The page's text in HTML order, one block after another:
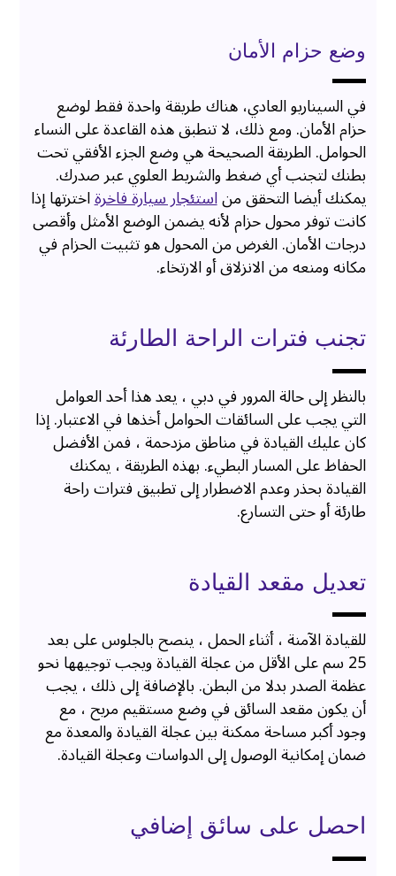
وضع حزام الأمان
في السيناريو العادي، هناك طريقة واحدة فقط لوضع
حزام الأمان. ومع ذلك، لا تنطبق هذه القاعدة على النساء
الحوامل. الطريقة الصحيحة هي وضع الجزء الأفقي تحت
بطنك لتجنب أي ضغط والشريط العلوي عبر صدرك.
يمكنك أيضا التحقق مناستئجار سيارة فاخرةاخترتها إذا
كانت توفر محول حزام لأنه يضمن الوضع الأمثل وأقصى
درجات الأمان. الغرض من المحول هو تثبيت الحزام في
مكانه ومنعه من الانزلاق أو الارتخاء.
تجنب فترات الراحة الطارئة
بالنظر إلى حالة المرور في دبي ، يعد هذا أحد العوامل
التي يجب على السائقات الحوامل أخذها في الاعتبار. إذا
كان عليك القيادة في مناطق مزدحمة ، فمن الأفضل
الحفاظ على المسار البطيء. بهذه الطريقة ، يمكنك
القيادة بحذر وعدم الاضطرار إلى تطبيق فترات راحة
طارئة أو حتى التسارع.
تعديل مقعد القيادة
للقيادة الآمنة ، أثناء الحمل ، ينصح بالجلوس على بعد
25 سم على الأقل من عجلة القيادة ويجب توجيهها نحو
عظمة الصدر بدلا من البطن. بالإضافة إلى ذلك ، يجب
أن يكون مقعد السائق في وضع مستقيم مريح ، مع
وجود أكبر مساحة ممكنة بين عجلة القيادة والمعدة مع
ضمان إمكانية الوصول إلى الدواسات وعجلة القيادة.
احصل على سائق إضافي